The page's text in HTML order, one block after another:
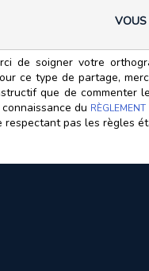
VOUS
de soigner votre
ce type de partage,
que de commenter
du RÈGLEMENT
pas les règles